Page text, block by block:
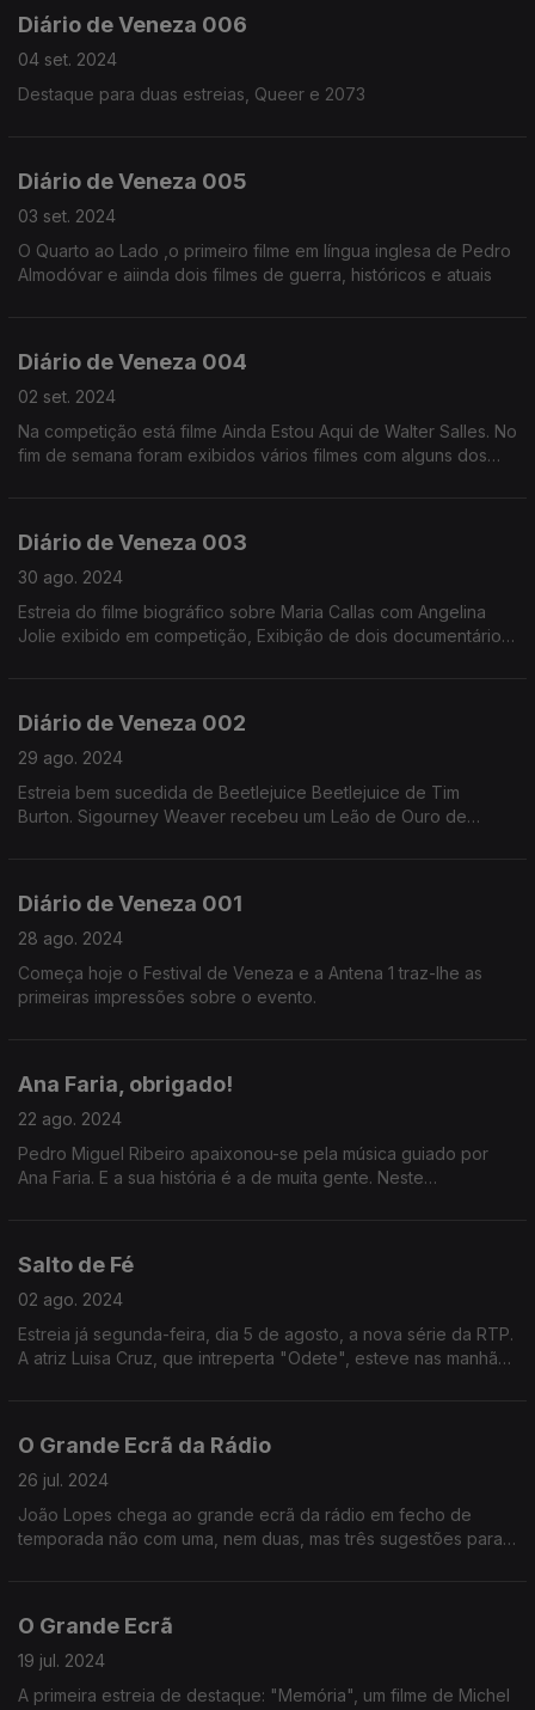
Diário de Veneza 006
04 set. 2024
Destaque para duas estreias, Queer e 2073
Diário de Veneza 005
03 set. 2024
O Quarto ao Lado ,o primeiro filme em língua inglesa de Pedro
Almodóvar e aiinda dois filmes de guerra, históricos e atuais
Diário de Veneza 004
02 set. 2024
Na competição está filme Ainda Estou Aqui de Walter Salles. No
fim de semana foram exibidos vários filmes com alguns dos
Diário de Veneza 003
30 ago. 2024
Estreia do filme biográfico sobre Maria Callas com Angelina
Jolie exibido em competição, Exibição de dois documentários
Diário de Veneza 002
29 ago. 2024
Estreia bem sucedida de Beetlejuice Beetlejuice de Tim
Burton. Sigourney Weaver recebeu um Leão de Ouro de
Diário de Veneza 001
28 ago. 2024
Começa hoje o Festival de Veneza e a Antena 1 traz-lhe as
primeiras impressões sobre o evento.
Ana Faria, obrigado!
22 ago. 2024
Pedro Miguel Ribeiro apaixonou-se pela música guiado por
Ana Faria. E a sua história é a de muita gente. Neste
Salto de Fé
02 ago. 2024
Estreia já segunda-feira, dia 5 de agosto, a nova série da RTP.
A atriz Luisa Cruz, que intreperta "Odete", esteve nas manhãs
O Grande Ecrã da Rádio
26 jul. 2024
João Lopes chega ao grande ecrã da rádio em fecho de
temporada não com uma, nem duas, mas três sugestões para
O Grande Ecrã
19 jul. 2024
A primeira estreia de destaque: "Memória", um filme de Michel